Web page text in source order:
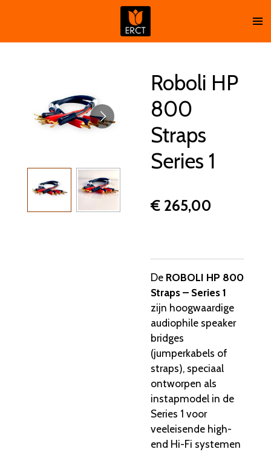
naar
Roboli HP
800
Straps
Series 1
€ 265,00
De ROBOLI HP 800
Straps – Series 1
zijn hoogwaardige
audiophile speaker
bridges
(jumperkabels of
straps), speciaal
ontworpen als
instapmodel in de
Series 1 voor
veeleisende high-
end Hi-Fi systemen